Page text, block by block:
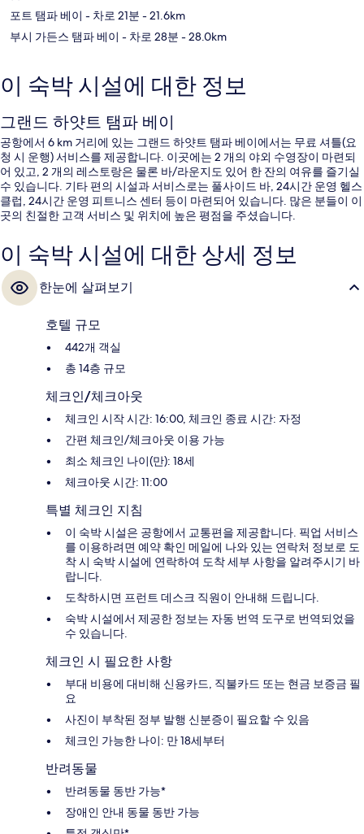
포트 탬파 베이 - 차로 21분 - 21.6km
부시 가든스 탬파 베이 - 차로 28분 - 28.0km
이 숙박 시설에 대한 정보
그랜드 하얏트 탬파 베이
공항에서 6 km 거리에 있는 그랜드 하얏트 탬파 베이에서는 무료 셔틀(요
청 시 운행) 서비스를 제공합니다. 이곳에는 2 개의 야외 수영장이 마련되
어 있고, 2 개의 레스토랑은 물론 바/라운지도 있어 한 잔의 여유를 즐기실
수 있습니다. 기타 편의 시설과 서비스로는 풀사이드 바, 24시간 운영 헬스
클럽, 24시간 운영 피트니스 센터 등이 마련되어 있습니다. 많은 분들이 이
곳의 친절한 고객 서비스 및 위치에 높은 평점을 주셨습니다.
이 숙박 시설에 대한 상세 정보
한눈에 살펴보기
호텔 규모
442개 객실
총 14층 규모
체크인/체크아웃
체크인 시작 시간: 16:00, 체크인 종료 시간: 자정
간편 체크인/체크아웃 이용 가능
최소 체크인 나이(만): 18세
체크아웃 시간: 11:00
특별 체크인 지침
이 숙박 시설은 공항에서 교통편을 제공합니다. 픽업 서비스
를 이용하려면 예약 확인 메일에 나와 있는 연락처 정보로 도
착 시 숙박 시설에 연락하여 도착 세부 사항을 알려주시기 바
랍니다.
도착하시면 프런트 데스크 직원이 안내해 드립니다.
숙박 시설에서 제공한 정보는 자동 번역 도구로 번역되었을
수 있습니다.
체크인 시 필요한 사항
부대 비용에 대비해 신용카드, 직불카드 또는 현금 보증금 필
요
사진이 부착된 정부 발행 신분증이 필요할 수 있음
체크인 가능한 나이: 만 18세부터
반려동물
반려동물 동반 가능*
장애인 안내 동물 동반 가능